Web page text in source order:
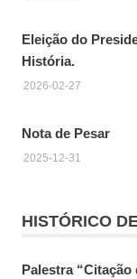
Eleição do
História.
2026-02-27
Nota de Pesar
2025-12-31
HISTÓRICO
Palestra